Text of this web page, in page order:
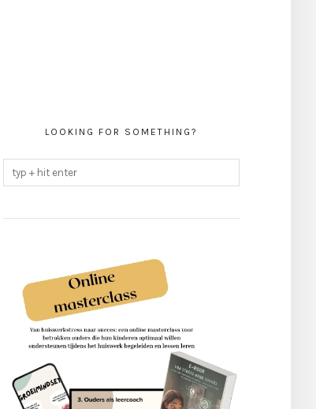
LOOKING FOR SOMETHING?